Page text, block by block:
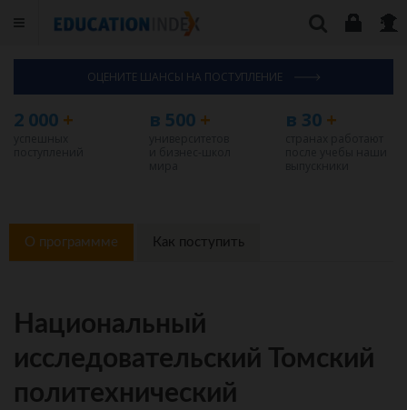
ОЦЕНИТЕ ШАНСЫ НА ПОСТУПЛЕНИЕ
2 000 + в 500 + в 30+
О программме Как поступить
Национальный
исследовательский Томский
политехнический